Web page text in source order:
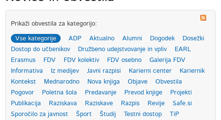
Prikaži obvestila za kategorijo:
Vse kategorije ADP Aktualno Alumni Dogodek
Dosežki
Dostop do učbenikov
Družbeno udejstvovanje in vpliv
EARL
Erasmus
FDV FDV kolektiv FDV osebno
Galerija FDV
Informativa
Iz medijev Javni razpisi Karierni center
Kariernik
Kontekst
Mednarodno Nova knjiga Objave
Obvestila
Pogovor
Poletna šola Predavanje Prevod knjige
Projekti
Publikacija
Raziskava Raziskave Razpis Revije
Safe.si
Sporočilo za javnost
Šport Študij Testni dostop
TiP